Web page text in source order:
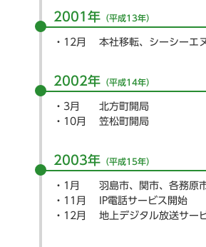
2001年 （平成13年）
12月 本社移転、シーシーエ
2002年 （平成14年）
3月
北方町開局
10月
笠松町開局
2003年 （平成15年）
1月
羽島市、関市、各務原
11月
IP電話サービス開始
12月
地上デジタル放送サー